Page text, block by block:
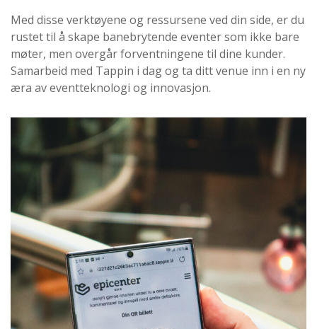
Med disse verktøyene og ressursene ved din side, er du
rustet til å skape banebrytende eventer som ikke bare
møter, men overgår forventningene til dine kunder.
Samarbeid med Tappin i dag og ta ditt venue inn i en ny
æra av eventteknologi og innovasjon.